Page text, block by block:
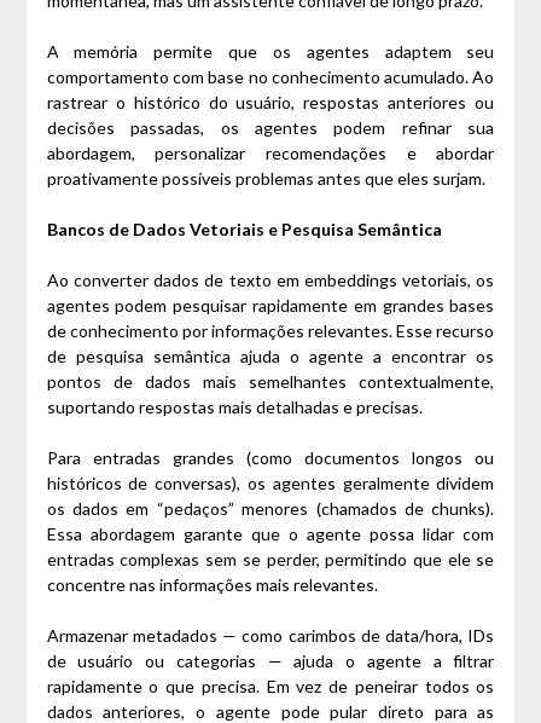
A memória permite que os agentes adaptem seu
comportamento com base no conhecimento acumulado. Ao
rastrear o histórico do usuário, respostas anteriores ou
decisões passadas, os agentes podem refinar sua
abordagem, personalizar recomendações e abordar
proativamente possíveis problemas antes que eles surjam.
Bancos de Dados Vetoriais e Pesquisa Semântica
Ao converter dados de texto em embeddings vetoriais, os
agentes podem pesquisar rapidamente em grandes bases
de conhecimento por informações relevantes. Esse recurso
de pesquisa semântica ajuda o agente a encontrar os
pontos de dados mais semelhantes contextualmente,
suportando respostas mais detalhadas e precisas.
Para entradas grandes (como documentos longos ou
históricos de conversas), os agentes geralmente dividem
os dados em “pedaços” menores (chamados de chunks).
Essa abordagem garante que o agente possa lidar com
entradas complexas sem se perder, permitindo que ele se
concentre nas informações mais relevantes.
Armazenar metadados — como carimbos de data/hora, IDs
de usuário ou categorias — ajuda o agente a filtrar
rapidamente o que precisa. Em vez de peneirar todos os
dados anteriores, o agente pode pular direto para as